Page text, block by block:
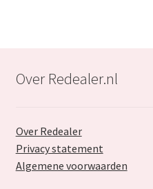
Over Redealer.nl
Over Redealer
Privacy statement
Algemene voorwaarden